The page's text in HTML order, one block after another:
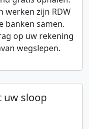
werken zijn RDW
banken samen.
op uw rekening
wegslepen.
uw sloop